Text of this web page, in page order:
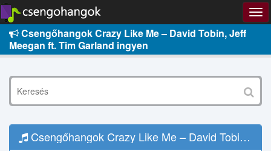
Csengőhangok Crazy Like Me – David Tobin, Jeff
Meegan ft. Tim Garland ingyen
Csengőhangok Crazy Like Me – David Tobin, Jeff Meegan ft. Tim Garland Letöltés